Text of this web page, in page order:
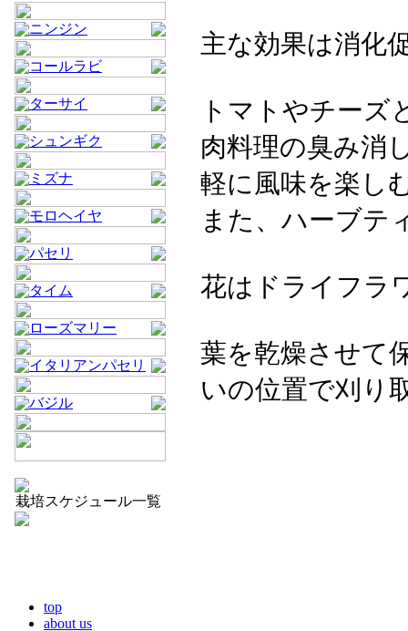
ニンジン
コールラビ
ターサイ
シュンギク
ミズナ
モロヘイヤ
パセリ
タイム
ローズマリー
イタリアンパセリ
バジル
栽培スケジュール一覧
主な効果は消化
トマトやチーズ
肉料理の臭み消
軽に風味を楽し
また、ハーブテ
花はドライフラ
葉を乾燥させて
いの位置で刈り
top
about us